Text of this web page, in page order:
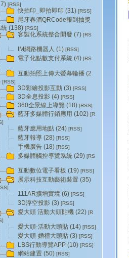
[RSS]
快拍印_即拍即印 (31) [RSS]
尾牙春酒QRCode報到抽獎
統 (138) [RSS]
客製化系統整合開發 (7) [RS
IM網路機器人 (1) [RSS]
電子化點數支付系統 (4) [RS
互動拍照上傳大螢幕輪播 (2
[RSS]
3D彩繪投影互動 (3) [RSS]
3D全息投影 (4) [RSS]
360全景線上導覽 (18) [RSS]
藍牙多媒體行銷應用 (102) [R
藍牙應用地點 (24) [RSS]
藍牙報導 (28) [RSS]
手機廣告 (18) [RSS]
多媒體觸控導覽系統 (29) [RS
互動數位電子看板 (19) [RSS]
展示科技互動藝術裝置 (35)
111AR擴增實境 (6) [RSS]
3D浮空投影 (3) [RSS]
愛大頭 活動大頭貼機 (22) [R
愛大頭-活動大頭貼 (14) [RSS]
愛大頭-婚禮大頭貼 (3) [RSS]
LBS行動導覽APP (10) [RSS]
網站建置 (50) [RSS]